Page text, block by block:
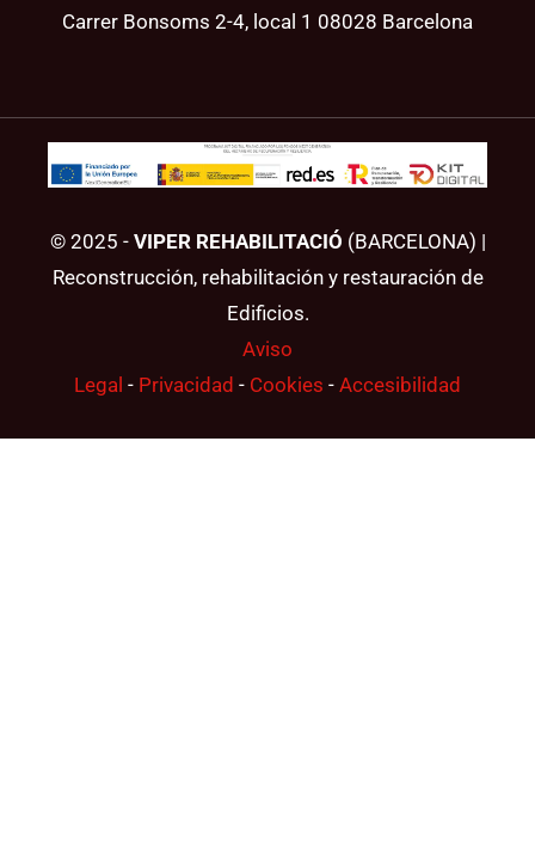
Carrer Bonsoms 2-4, local 1 08028 Barcelona
© 2025 - VIPER REHABILITACIÓ (BARCELONA) |
Reconstrucción, rehabilitación y restauración de
Edificios.
Aviso
Legal - Privacidad - Cookies - Accesibilidad